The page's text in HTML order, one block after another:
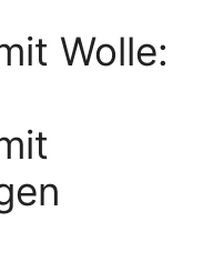
Wolle: